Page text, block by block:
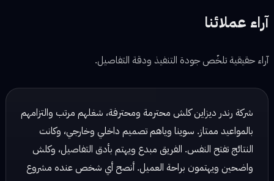
آراء عملائنا
آراء حقيقية تلخّص جودة التنفيذ ودقة التفاصيل.
شركة رندر ديزاين شغلهم مرتب وكلش احترافي، يهتمون بالتفاصيل
ويسلمون الشغل بالوقت المحدد. تعاملهم راقي والنتائج دائماً
ممتازة!
نور محمد — مصممة ديكور
☆ ☆ ☆ ☆ ☆